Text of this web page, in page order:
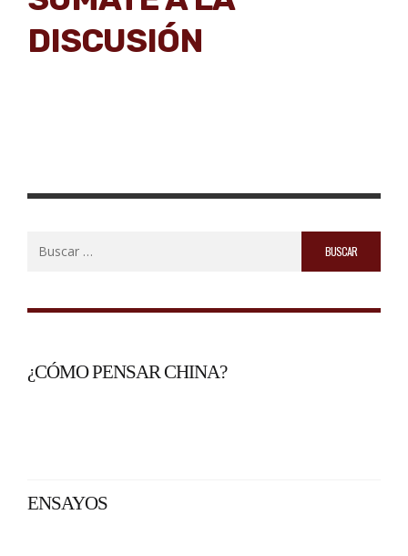
DISCUSIÓN
¿CÓMO PENSAR CHINA?
ENSAYOS